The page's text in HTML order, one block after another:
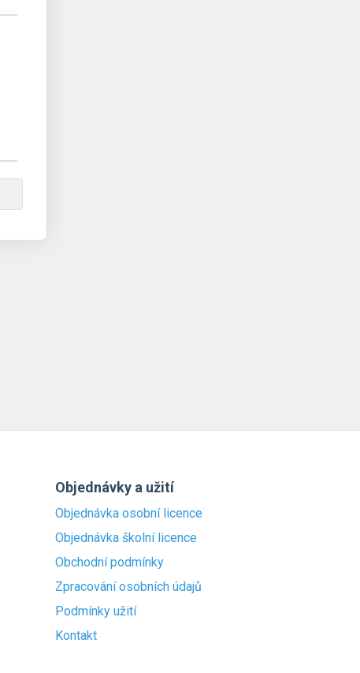
Objednávky a užití
Objednávka osobní licence
Objednávka školní licence
Obchodní podmínky
Zpracování osobních údajů
Podmínky užití
Kontakt